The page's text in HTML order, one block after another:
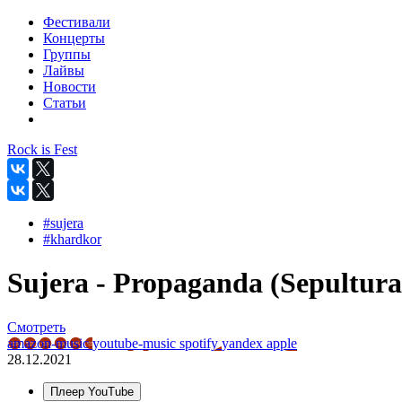
Фестивали
Концерты
Группы
Лайвы
Новости
Статьи
Rock is Fest
#sujera
#khardkor
Sujera - Propaganda
Смотреть
amazon-musicyoutube-music spotifyyandex apple
28.12.2021
Плеер YouTube